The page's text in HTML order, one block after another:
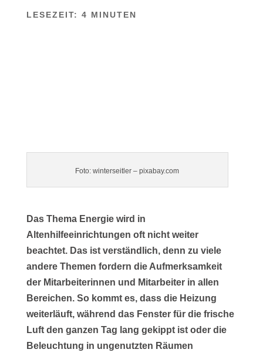
LESEZEIT: 4 MINUTEN
Foto: winterseitler – pixabay.com
Das Thema Energie wird in
Altenhilfeeinrichtungen oft nicht weiter
beachtet. Das ist verständlich, denn zu viele
andere Themen fordern die Aufmerksamkeit
der Mitarbeiterinnen und Mitarbeiter in allen
Bereichen. So kommt es, dass die Heizung
weiterläuft, während das Fenster für die frische
Luft den ganzen Tag lang gekippt ist oder die
Beleuchtung in ungenutzten Räumen